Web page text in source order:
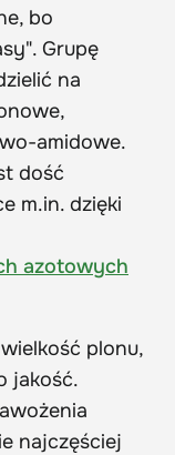
bo
Grupę
na
amidowe.
dość
m.in. dzięki
azotowych
plonu,
jakość.
najczęściej